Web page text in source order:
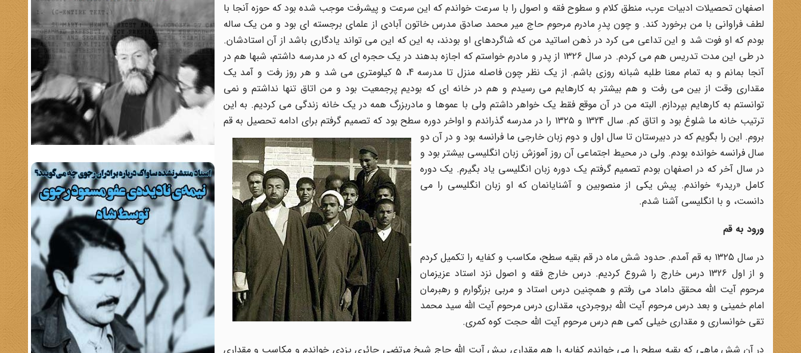
اصفهان تحصیلات ادبیات عرب، منطق کلام و سطوح فقه و اصول را با سرعت خواندم که این سرعت و پیشرفت موجب شده بود که حوزه آنجا با
لطف فراوانی با من برخورد کند. و چون پدرِ مادرم مرحوم حاج میر محمد صادق مدرس خاتون آبادی از علمای برجسته ای بود و من یک ساله
بودم که او فوت شد و این تداعی می کرد در ذهن اساتید من که شاگردهای او بودند، به این که این می تواند یادگاری باشد از آن استادشان.
در طی این مدت تدریس هم می کردم. در سال ۱۳۲۶ از پدر و مادرم خواستم که اجازه بدهند در یک حجره ای که در مدرسه داشتم، شبها هم در
آنجا بمانم و به تمام معنا طلبه شبانه روزی باشم. از یک نظر چون فاصله منزل تا مدرسه 4، 5 کیلومتری می شد و هر روز رفت و آمد یک
مقداری وقت از بین می رفت و هم بیشتر به کارهایم می رسیدم و هم در خانه ای که بودیم پرجمعیت بود و من اتاق تنها نداشتم و نمی
توانستم به کارهایم بپردازم. البته من در آن موقع فقط یک خواهر داشتم ولی با عموها و مادربزرگ همه در یک خانه زندگی می کردیم. به این
ترتیب خانه ما شلوغ بود و اتاق کم. سال 1324 و ۱۳۲۵ را در مدرسه گذراندم و اواخر دوره سطح بود که تصمیم گرفتم برای ادامه تحصیل به قم
بروم. این را بگویم که در دبیرستان تا سال اول و دوم زبان خارجی ما فرانسه بود و در آن دو
سال فرانسه خوانده بودم. ولی در محیط اجتماعی آن روز آموزش زبان انگلیسی بیشتر بود و
در سال آخر که در اصفهان بودم تصمیم گرفتم یک دوره زبان انگلیسی یاد بگیرم. یک دوره
کامل «ریدر» خواندم. پیش یکی از منصوبین و آشنایانمان که او زبان انگلیسی را می
دانست، و با انگلیسی آشنا شدم.
ورود به قم
در سال ۱۳۲۵ به قم آمدم. حدود شش ماه در قم بقیه سطح، مکاسب و کفایه را تکمیل کردم
و از اول 1326 درس خارج را شروع کردیم. درس خارج فقه و اصول نزد استاد عزیزمان
مرحوم آیت الله محقق داماد می رفتم و همچنین درس استاد و مربی بزرگوارم و رهبرمان
امام خمینی و بعد درس مرحوم آیت الله بروجردی، مقداری درس مرحوم آیت الله سید محمد
تقی خوانساری و مقداری خیلی کمی هم درس مرحوم آیت الله حجت کوه کمری.
در آن شش ماهی که بقیه سطح را می خواندم کفایه را هم مقداری پیش آیت الله حاج شیخ مرتضی حائری یزدی خواندم و مکاسب و مقداری